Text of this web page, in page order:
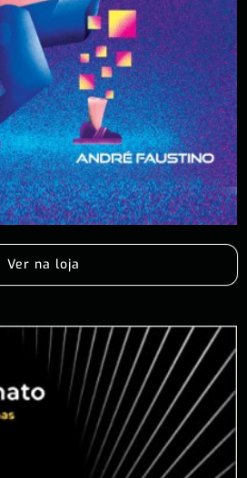
Ver na loja